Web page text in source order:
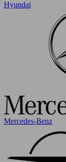
Hyundai
Mercedes-Benz